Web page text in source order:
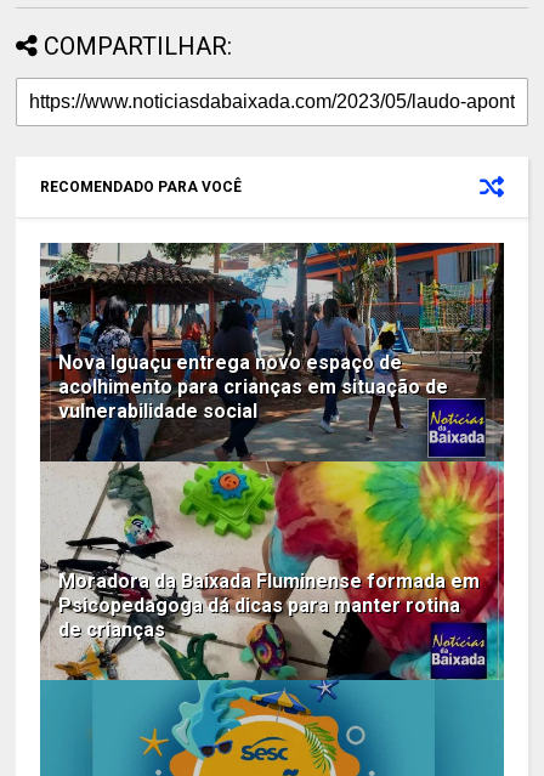
COMPARTILHAR:
RECOMENDADO PARA VOCÊ
Nova Iguaçu entrega novo espaço de
acolhimento para crianças em situação de
vulnerabilidade social
Moradora da Baixada Fluminense formada em
Psicopedagoga dá dicas para manter rotina
de crianças